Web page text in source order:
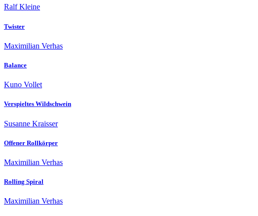
Ralf Kleine
Twister
Maximilian Verhas
Balance
Kuno Vollet
Verspieltes Wildschwein
Susanne Kraisser
Offener Rollkörper
Maximilian Verhas
Rolling Spiral
Maximilian Verhas